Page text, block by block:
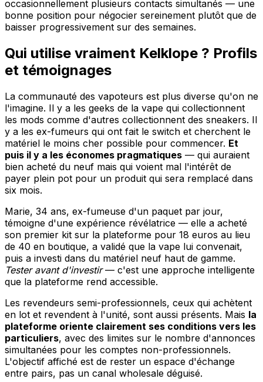
occasionnellement plusieurs contacts simultanés — une
bonne position pour négocier sereinement plutôt que de
baisser progressivement sur des semaines.
Qui utilise vraiment Kelklope ? Profils
et témoignages
La communauté des vapoteurs est plus diverse qu'on ne
l'imagine. Il y a les geeks de la vape qui collectionnent
les mods comme d'autres collectionnent des sneakers. Il
y a les ex-fumeurs qui ont fait le switch et cherchent le
matériel le moins cher possible pour commencer. Et
puis il y a les économes pragmatiques — qui auraient
bien acheté du neuf mais qui voient mal l'intérêt de
payer plein pot pour un produit qui sera remplacé dans
six mois.
Marie, 34 ans, ex-fumeuse d'un paquet par jour,
témoigne d'une expérience révélatrice — elle a acheté
son premier kit sur la plateforme pour 18 euros au lieu
de 40 en boutique, a validé que la vape lui convenait,
puis a investi dans du matériel neuf haut de gamme.
Tester avant d'investir— c'est une approche intelligente
que la plateforme rend accessible.
Les revendeurs semi-professionnels, ceux qui achètent
en lot et revendent à l'unité, sont aussi présents. Mais la
plateforme oriente clairement ses conditions vers les
particuliers, avec des limites sur le nombre d'annonces
simultanées pour les comptes non-professionnels.
L'objectif affiché est de rester un espace d'échange
entre pairs, pas un canal wholesale déguisé.